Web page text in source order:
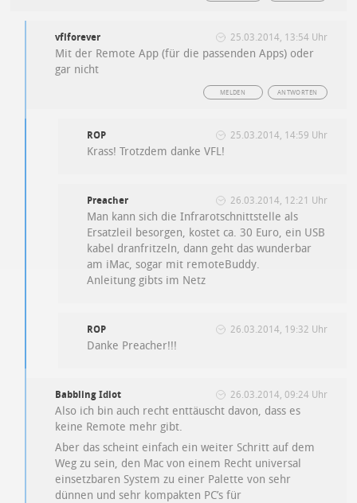
vflforever 25.03.2014, 13:54 Uhr
Mit der Remote App (für die passenden Apps) oder
gar nicht
ANTWORTEN
MELDEN
ROP 25.03.2014, 14:59 Uhr
Krass! Trotzdem danke VFL!
Preacher 26.03.2014, 12:21 Uhr
Man kann sich die Infrarotschnittstelle als
Ersatzleil besorgen, kostet ca. 30 Euro, ein USB
kabel dranfritzeln, dann geht das wunderbar
am iMac, sogar mit remoteBuddy.
Anleitung gibts im Netz
ROP 26.03.2014, 19:32 Uhr
Danke Preacher!!!
Babbling Idiot 26.03.2014, 09:24 Uhr
Also ich bin auch recht enttäuscht davon, dass es
keine Remote mehr gibt.
Aber das scheint einfach ein weiter Schritt auf dem
Weg zu sein, den Mac von einem Recht universal
einsetzbaren System zu einer Palette von sehr
dünnen und sehr kompakten PC’s für